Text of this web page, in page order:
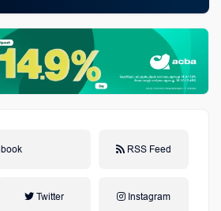
RSS Feed
Twitter Instagram